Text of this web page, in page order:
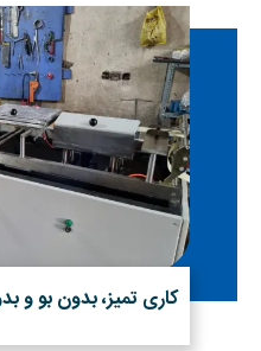
کاری تمیز، بدون بو و